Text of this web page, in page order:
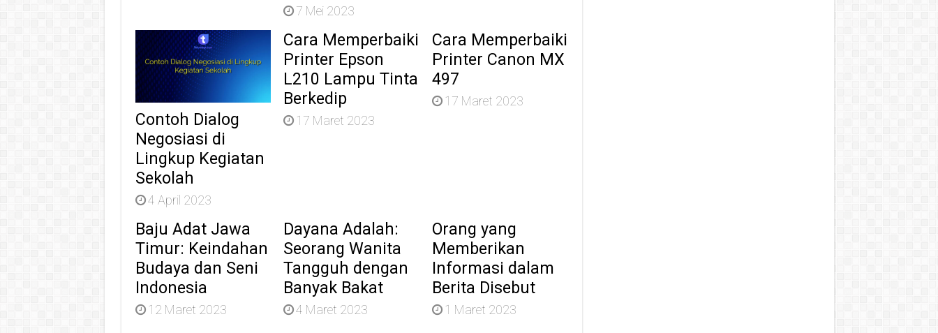
7 Mei 2023
Contoh Dialog
Negosiasi di
Lingkup Kegiatan
Sekolah
4 April 2023
Cara Memperbaiki
Printer Epson
L210 Lampu Tinta
Berkedip
17 Maret 2023
Cara Memperbaiki
Printer Canon MX
497
17 Maret 2023
Baju Adat Jawa
Timur: Keindahan
Budaya dan Seni
Indonesia
12 Maret 2023
Dayana Adalah:
Seorang Wanita
Tangguh dengan
Banyak Bakat
4 Maret 2023
Orang yang
Memberikan
Informasi dalam
Berita Disebut
1 Maret 2023